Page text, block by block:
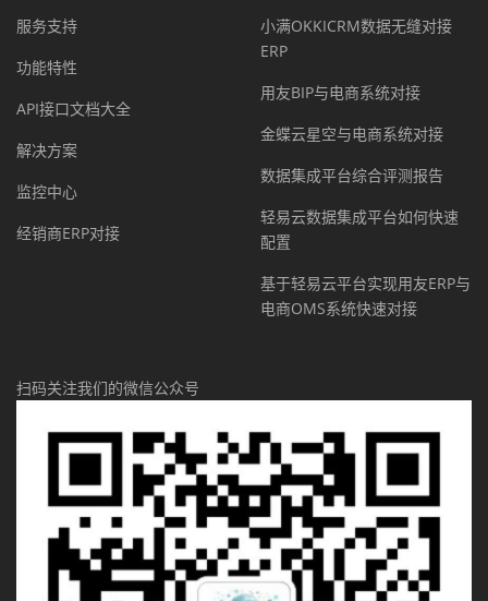
服务支持
功能特性
API接口文档大全
解决方案
监控中心
经销商ERP对接
小满OKKICRM数据无缝对接
ERP
用友BIP与电商系统对接
金蝶云星空与电商系统对接
数据集成平台综合评测报告
轻易云数据集成平台如何快速
配置
基于轻易云平台实现用友ERP与
电商OMS系统快速对接
扫码关注我们的微信公众号